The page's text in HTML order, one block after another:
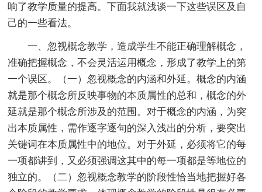
响了教学质量的提高。下面我就浅谈一下这些误区及自
己的一些看法。
一、忽视概念教学，造成学生不能正确理解概念，
准确把握概念，不会灵活运用概念，形成了教学上的第
一个误区。（一）忽视概念的内涵和外延。概念的内涵
就是那个概念所反映事物的本质属性的总和，概念的外
延就是那个概念所涉及的范围。对于概念的内涵，为突
出本质属性，需作逐字逐句的深入浅出的分析，要突出
关键词在本质属性中的地位。对于外延，必须将它的每
一项都讲到，又必须强调这其中的每一项都是等地位的
独立的。（二）忽视概念教学的阶段性恰当地把握好各